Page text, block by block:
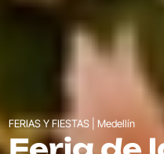
FERIAS Y FIESTAS | Medellín